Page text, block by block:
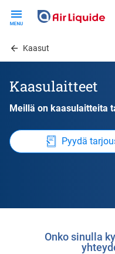
contentKaasut
Kaasulaitteet
Meillä on kaasulaitteita
Pyydä
Onko sinulla